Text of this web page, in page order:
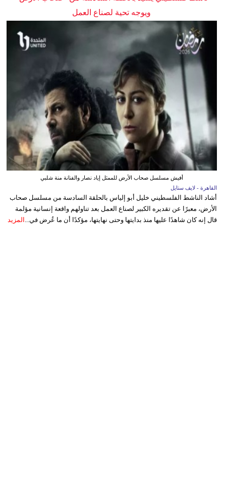
ويوجه تحية لصناع العمل
أفيش مسلسل صحاب الأرض للممثل إياد نصار والفنانة منة شلبي
القاهرة - لايف ستايل
أشاد الناشط الفلسطيني خليل أبو إلياس بالحلقة السادسة من مسلسل صحاب
الأرض، معبرًا عن تقديره الكبير لصناع العمل بعد تناولهم واقعة إنسانية مؤلمة
قال إنه كان شاهدًا عليها منذ بدايتها وحتى نهايتها، مؤكدًا أن ما عُرض في... المزيد